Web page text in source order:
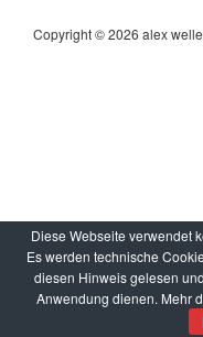
Copyright © 2026 alex
Diese Webseite verwendet
Es werden technische
diesen Hinweis gelesen
Anwendung dienen. Mehr